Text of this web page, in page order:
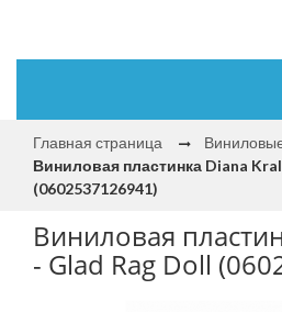
Главная страница
Виниловая пластинка Diana
(0602537126941)
Виниловая
- Glad Rag Doll